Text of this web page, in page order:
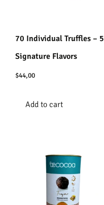
70 Individual Truffles – 5
Signature Flavors
$44,00
Add to cart